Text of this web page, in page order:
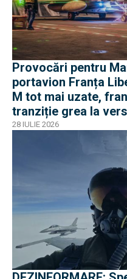
Provocări pentru
portavion Franța
M tot mai uzate,
tranziție grea la
28 IULIE 2026